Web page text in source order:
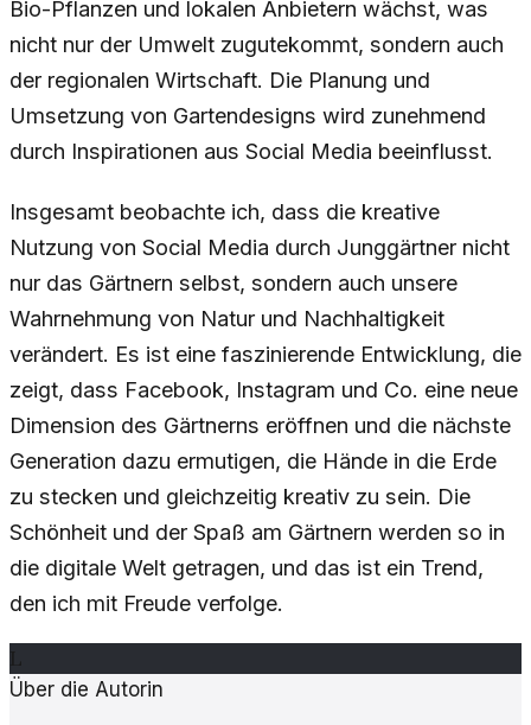
Bio-Pflanzen und lokalen Anbietern wächst, was
nicht nur der Umwelt zugutekommt, sondern auch
der regionalen Wirtschaft. Die Planung und
Umsetzung von Gartendesigns wird zunehmend
durch Inspirationen aus Social Media beeinflusst.
Insgesamt beobachte ich, dass die kreative
Nutzung von Social Media durch Junggärtner nicht
nur das Gärtnern selbst, sondern auch unsere
Wahrnehmung von Natur und Nachhaltigkeit
verändert. Es ist eine faszinierende Entwicklung, die
zeigt, dass Facebook, Instagram und Co. eine neue
Dimension des Gärtnerns eröffnen und die nächste
Generation dazu ermutigen, die Hände in die Erde
zu stecken und gleichzeitig kreativ zu sein. Die
Schönheit und der Spaß am Gärtnern werden so in
die digitale Welt getragen, und das ist ein Trend,
den ich mit Freude verfolge.
L
Über die Autorin